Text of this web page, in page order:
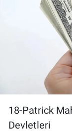
18-Patrick
Devletleri